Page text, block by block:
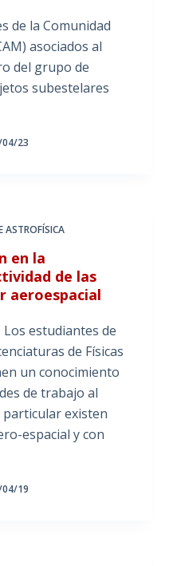
de la Comunidad
asociados al
del grupo de
subestelares
23
ASTROFÍSICA
en la
de las
aeroespacial
Los estudiantes de
de Físicas
un conocimiento
de trabajo al
particular existen
espacial y con
19